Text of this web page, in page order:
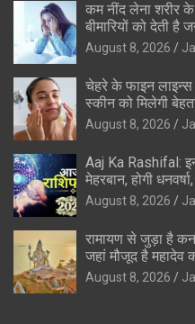
कम नींद लेना शरीर
बीमारियों को देती है
August 8, 2026
चेहरे के फाइन
स्कीन को मिलेगी
August 8, 2026
Aaj Ka Rashifal:
मेहरबान, होगी
August 8, 2026
रामायण से जुड़ा है
जहां मौजूद है महादेव
August 8, 2026